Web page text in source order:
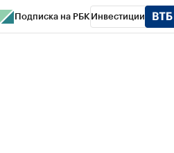
Подписка на РБК Инвестиции